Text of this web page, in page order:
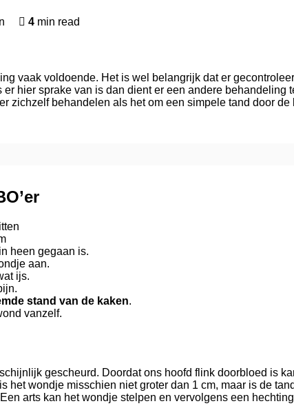
 4 min read
vaak voldoende. Het is wel belangrijk dat er
hier sprake van is dan dient er een andere
zichzelf behandelen als het om een simpele tand door
heen gegaan is.
aan.
ijs.
stand van de kaken.
vanzelf.
gescheurd. Doordat ons hoofd flink doorbloed is
het wondje misschien niet groter dan 1 cm, maar is de
arts kan het wondje stelpen en vervolgens een